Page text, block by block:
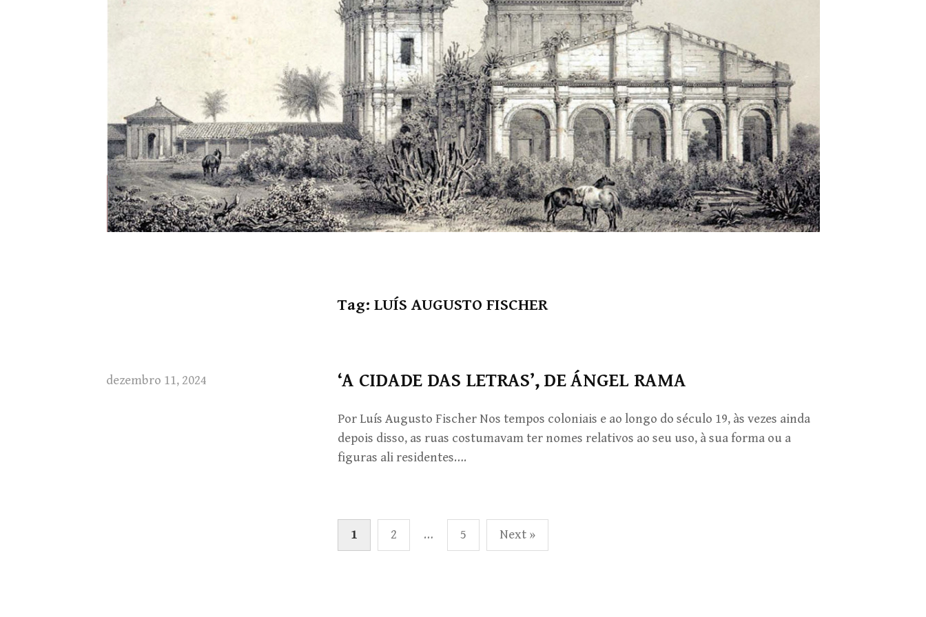
Tag: LUÍS AUGUSTO FISCHER
dezembro 11, 2024 ‘A CIDADE DAS LETRAS’, DE ÁNGEL RAMA
Por Luís Augusto Fischer Nos tempos coloniais e ao longo do século 19, às vezes ainda
depois disso, as ruas costumavam ter nomes relativos ao seu uso, à sua forma ou a
figuras ali residentes….
Paginação
de
1 2 … 5 Next »